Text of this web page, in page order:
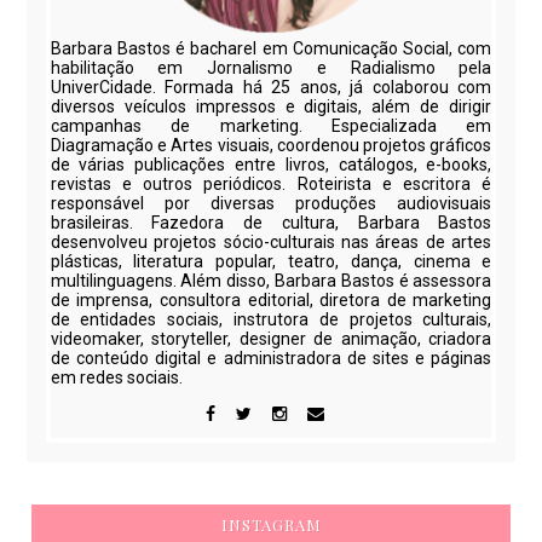
Barbara Bastos é bacharel em Comunicação Social, com
habilitação em Jornalismo e Radialismo pela
UniverCidade. Formada há 25 anos, já colaborou com
diversos veículos impressos e digitais, além de dirigir
campanhas de marketing. Especializada em
Diagramação e Artes visuais, coordenou projetos gráficos
de várias publicações entre livros, catálogos, e-books,
revistas e outros periódicos. Roteirista e escritora é
responsável por diversas produções audiovisuais
brasileiras. Fazedora de cultura, Barbara Bastos
desenvolveu projetos sócio-culturais nas áreas de artes
plásticas, literatura popular, teatro, dança, cinema e
multilinguagens. Além disso, Barbara Bastos é assessora
de imprensa, consultora editorial, diretora de marketing
de entidades sociais, instrutora de projetos culturais,
videomaker, storyteller, designer de animação, criadora
de conteúdo digital e administradora de sites e páginas
em redes sociais.
INSTAGRAM